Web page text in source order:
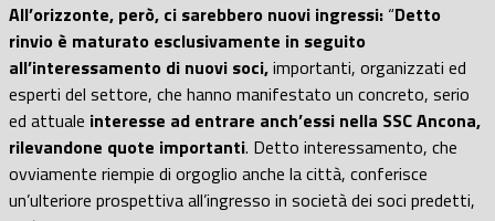
All’orizzonte, però, ci sarebbero nuovi ingressi: “Detto
rinvio è maturato esclusivamente in seguito
all’interessamento di nuovi soci,importanti, organizzati ed
esperti del settore, che hanno manifestato un concreto, serio
ed attuale interesse ad entrare anch’essi nella SSC Ancona,
rilevandone quote importanti. Detto interessamento, che
ovviamente riempie di orgoglio anche la città, conferisce
un’ulteriore prospettiva all’ingresso in società dei soci predetti,